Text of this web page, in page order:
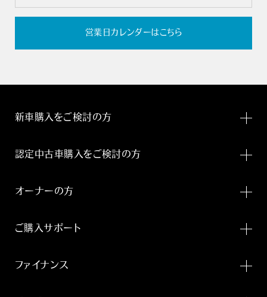
営業日カレンダーはこちら
新車購入をご検討の方
認定中古車購入をご検討の方
オーナーの方
ご購入サポート
ファイナンス